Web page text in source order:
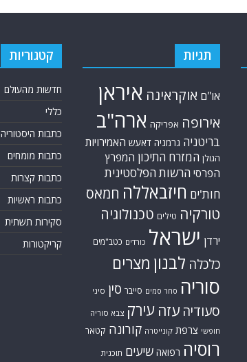
תגיות
או"ם אוקראינה איראן
אירופה אפריקה ארה"ב
בריטניה גרמניה דאעש האמירויות
הגולן המזרח התיכון המפרץ
הפרסי הרשות הפלסטינית
חות'ים חיזבאללה חמאס
טורקיה טילים טכנולוגיה
ירדן ישראל כורדים כטב"מים
כלכלה לבנון מצרים
סוריה סחר סמים סייבר סין סיני
סעודיה עזה עירק צבא סוריה
חופשי צרפת קונייטרה קורונה קטאר
רוסיה רפואה שיעים תוכנית
קטגוריות
חדשות מהעולם
כללי
כתבות היסטוריה
כתבות מומחים
כתבות קצרות
כתבות ראשיות
סקירות תשתית
קריקטורות